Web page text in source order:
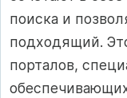
поиска и
подходящий.
порталов,